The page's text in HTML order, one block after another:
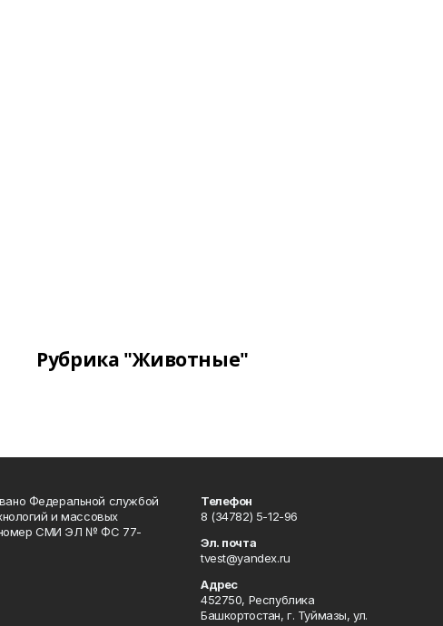
Рубрика "Животные"
Федеральной службой
и массовых
номер СМИ ЭЛ № ФС 77-
Телефон
8 (34782) 5-12-96
Эл. почта
tvest@yandex.ru
Адрес
452750, Республика
Башкортостан, г. Туймазы, ул.